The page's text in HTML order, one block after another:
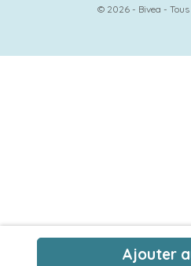
Ajouter
© 2026 - Bivea -